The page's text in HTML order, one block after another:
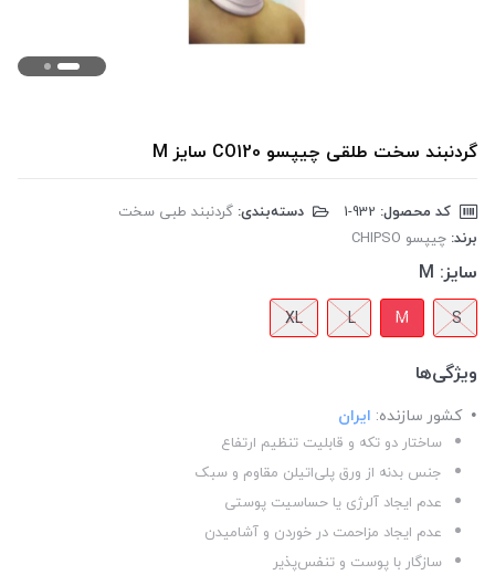
گردنبند سخت طلقی چیپسو CO120 سایز M
کد محصول: دسته‌بندی: گردنبند طبی سخت
برند: چیپسو CHIPSO
سایز: M
S
M
L
XL
ویژگی‌ها
کشور سازنده: ایران
ساختار دو تکه و قابلیت تنظیم ارتفاع
جنس بدنه از ورق پلی‌اتیلن مقاوم و سبک
عدم ایجاد آلرژی یا حساسیت پوستی
عدم ایجاد مزاحمت در خوردن و آشامیدن
سازگار با پوست و تنفس‌پذیر